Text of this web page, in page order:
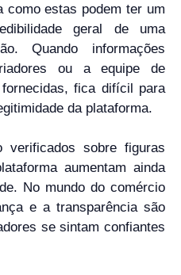
como estas podem ter um
geral de uma
Quando informações
ou a equipe de
fica difícil para
da plataforma.
verificados sobre figuras
aumentam ainda
No mundo do comércio
e a transparência são
se sintam confiantes